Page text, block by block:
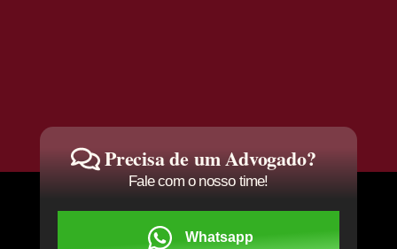
Precisa de um Advogado?
Fale com o nosso time!
Whatsapp